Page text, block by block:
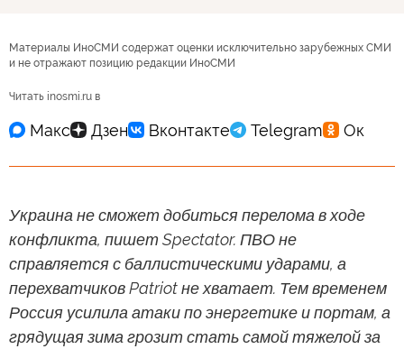
Материалы ИноСМИ содержат оценки исключительно зарубежных СМИ
и не отражают позицию редакции ИноСМИ
Читать inosmi.ru в
Украина не сможет добиться перелома в ходе
конфликта, пишет Spectator. ПВО не
справляется с баллистическими ударами, а
перехватчиков Patriot не хватает. Тем временем
Россия усилила атаки по энергетике и портам, а
грядущая зима грозит стать самой тяжелой за